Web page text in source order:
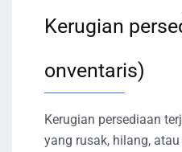
Kerugian
onventaris)
Kerugian persediaan
yang rusak, hilang,